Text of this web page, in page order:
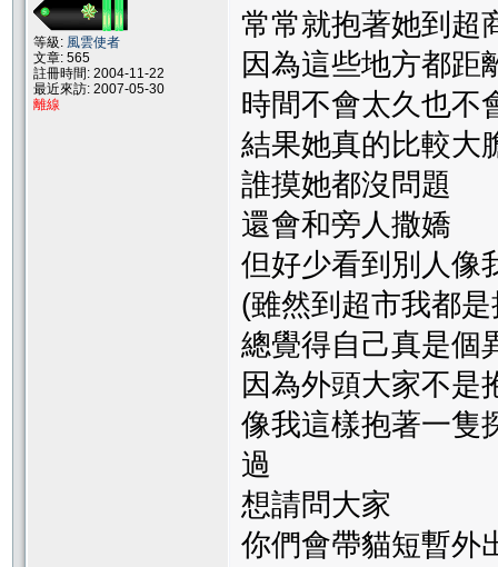
等級: 風雲使者
文章: 565
註冊時間: 2004-11-22
最近來訪: 2007-05-30
離線
常常就抱著她到超
因為這些地方都距
時間不會太久也不
結果她真的比較大
誰摸她都沒問題
還會和旁人撒嬌
但好少看到別人像
(雖然到超市我都
總覺得自己真是個
因為外頭大家不是
像我這樣抱著一隻
過
想請問大家
你們會帶貓短暫外